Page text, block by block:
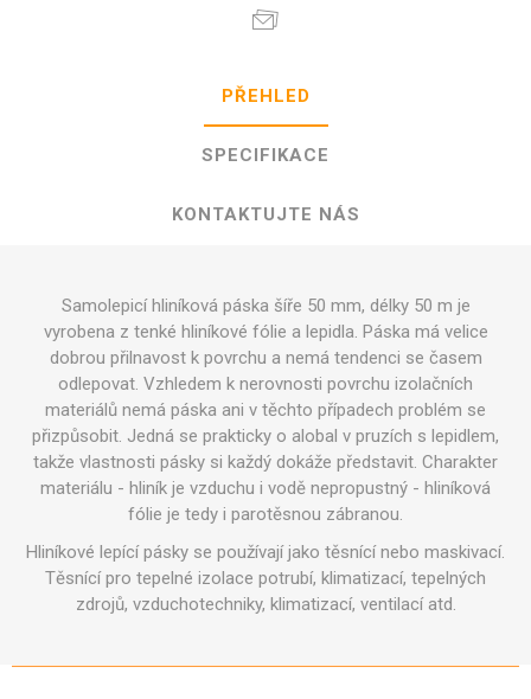
PŘEHLED
SPECIFIKACE
KONTAKTUJTE NÁS
Samolepicí hliníková páska šíře 50 mm, délky 50 m je
vyrobena z tenké hliníkové fólie a lepidla. Páska má velice
dobrou přilnavost k povrchu a nemá tendenci se časem
odlepovat. Vzhledem k nerovnosti povrchu izolačních
materiálů nemá páska ani v těchto případech problém se
přizpůsobit. Jedná se prakticky o alobal v pruzích s lepidlem,
takže vlastnosti pásky si každý dokáže představit. Charakter
materiálu - hliník je vzduchu i vodě nepropustný - hliníková
fólie je tedy i parotěsnou zábranou.
Hliníkové lepící pásky se používají jako těsnící nebo maskivací.
Těsnící pro tepelné izolace potrubí, klimatizací, tepelných
zdrojů, vzduchotechniky, klimatizací, ventilací atd.